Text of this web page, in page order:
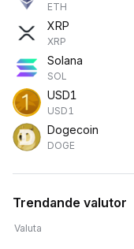
ETH
XRP
XRP
Solana
SOL
USD1
USD1
Dogecoin
DOGE
Trendande valutor
Valuta